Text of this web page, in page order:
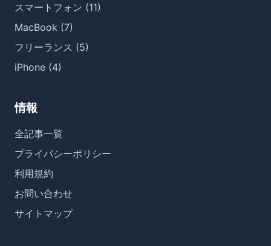
スマートフォン (11)
MacBook (7)
フリーランス (5)
iPhone (4)
情報
全記事一覧
プライバシーポリシー
利用規約
お問い合わせ
サイトマップ